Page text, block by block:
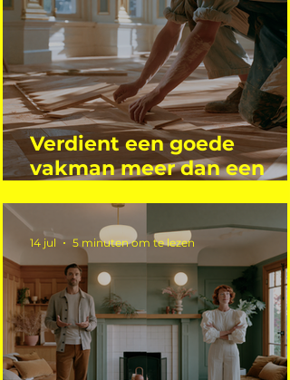
Verdient een goede
vakman meer dan een
14 jul 5 minuten om te lezen